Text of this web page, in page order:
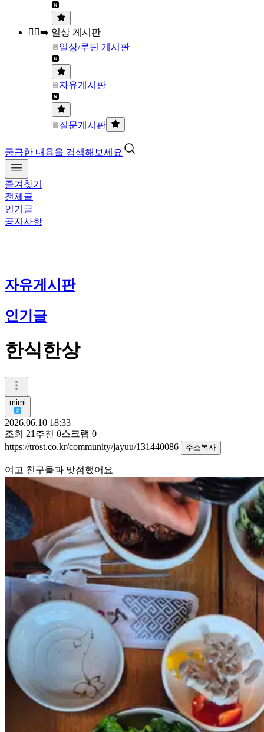
🏃‍♀️‍➡️ 일상 게시판
일상/루틴 게시판
자유게시판
질문게시판
궁금한 내용을 검색해보세요
즐겨찾기
전체글
인기글
공지사항
자유게시판
인기글
한식한상
mimi
2026.06.10 18:33
조회 21 추천 0스크랩 0
https://trost.co.kr/community/jayuu/131440086
주소복사
여고 친구들과 맛점했어요